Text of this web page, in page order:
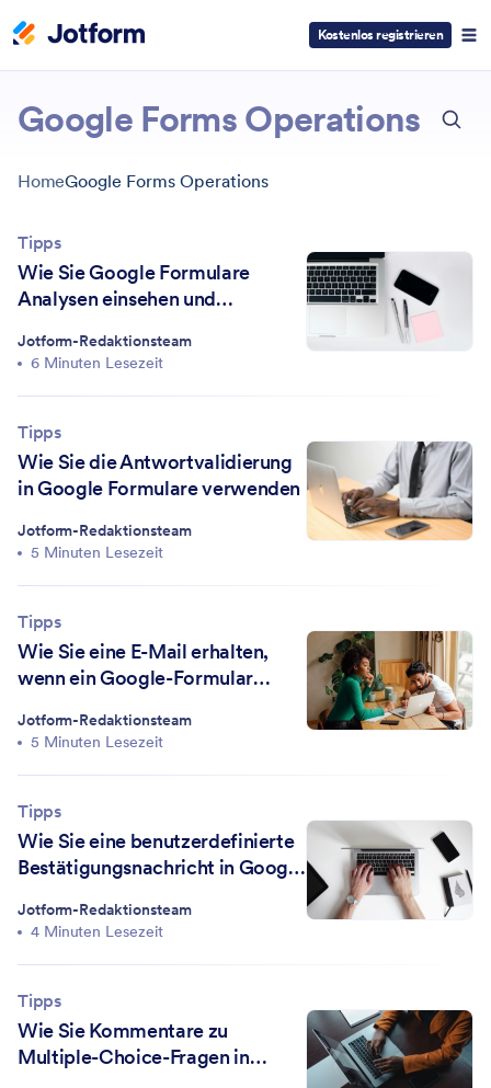
Kostenlos registrieren
Google Forms Operations
HomeGoogle Forms Operations
Tipps
Wie Sie Google Formulare
Analysen einsehen und
Jotform-Redaktionsteam
6 Minuten Lesezeit
Tipps
Wie Sie die Antwortvalidierung
in Google Formulare verwenden
Jotform-Redaktionsteam
5 Minuten Lesezeit
Tipps
Wie Sie eine E-Mail erhalten,
wenn ein Google-Formular
Jotform-Redaktionsteam
5 Minuten Lesezeit
Tipps
Wie Sie eine benutzerdefinierte
Bestätigungsnachricht in Google
Antworten erstellen
Jotform-Redaktionsteam
4 Minuten Lesezeit
Tipps
Wie Sie Kommentare zu
Multiple-Choice-Fragen in
ESC